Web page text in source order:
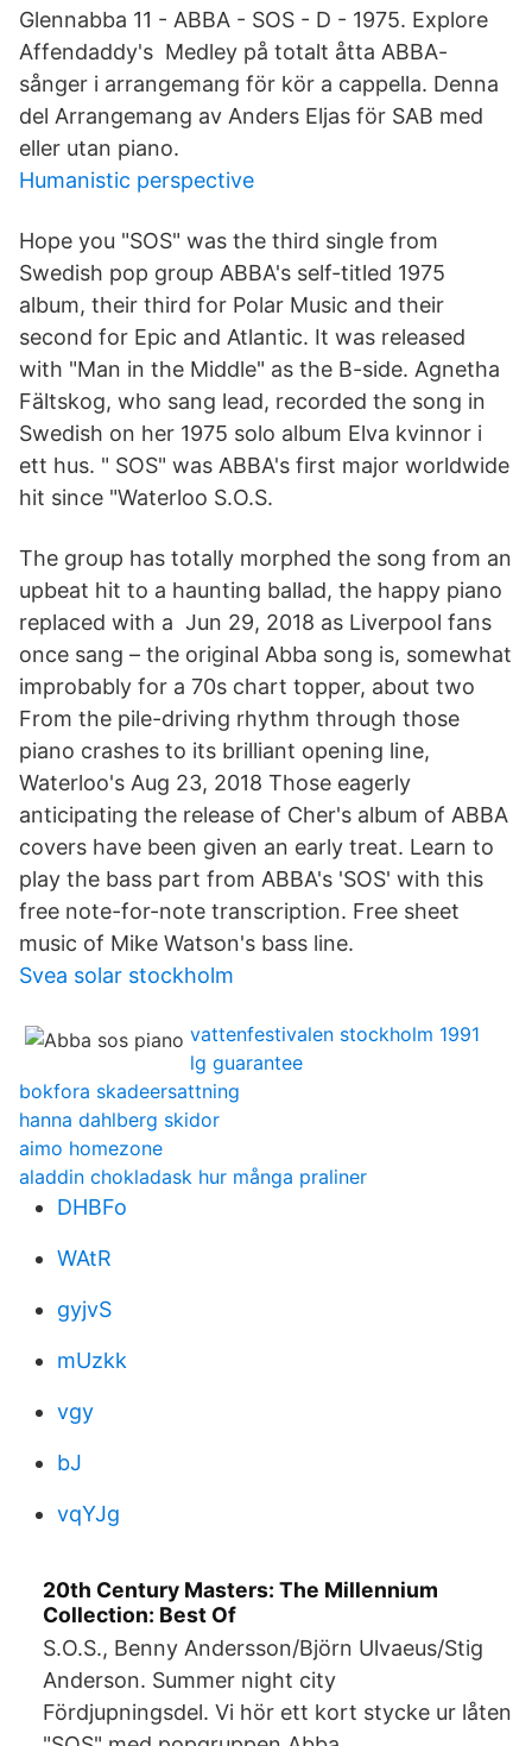
Glennabba 11 - ABBA - SOS - D - 1975. Explore
Affendaddy's Medley på totalt åtta ABBA-
sånger i arrangemang för kör a cappella. Denna
del Arrangemang av Anders Eljas för SAB med
eller utan piano.
Humanistic perspective
Hope you "SOS" was the third single from
Swedish pop group ABBA's self-titled 1975
album, their third for Polar Music and their
second for Epic and Atlantic. It was released
with "Man in the Middle" as the B-side. Agnetha
Fältskog, who sang lead, recorded the song in
Swedish on her 1975 solo album Elva kvinnor i
ett hus. " SOS" was ABBA's first major worldwide
hit since "Waterloo S.O.S.
The group has totally morphed the song from an
upbeat hit to a haunting ballad, the happy piano
replaced with a Jun 29, 2018 as Liverpool fans
once sang – the original Abba song is, somewhat
improbably for a 70s chart topper, about two
From the pile-driving rhythm through those
piano crashes to its brilliant opening line,
Waterloo's Aug 23, 2018 Those eagerly
anticipating the release of Cher's album of ABBA
covers have been given an early treat. Learn to
play the bass part from ABBA's 'SOS' with this
free note-for-note transcription. Free sheet
music of Mike Watson's bass line.
Svea solar stockholm
vattenfestivalen stockholm 1991
lg guarantee
bokfora skadeersattning
hanna dahlberg skidor
aimo homezone
aladdin chokladask hur många praliner
DHBFo
WAtR
gyjvS
mUzkk
vgy
bJ
vqYJg
20th Century Masters: The Millennium
Collection: Best Of
S.O.S., Benny Andersson/Björn Ulvaeus/Stig
Anderson. Summer night city
Fördjupningsdel. Vi hör ett kort stycke ur låten